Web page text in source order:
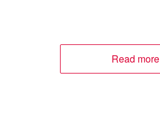
Read more